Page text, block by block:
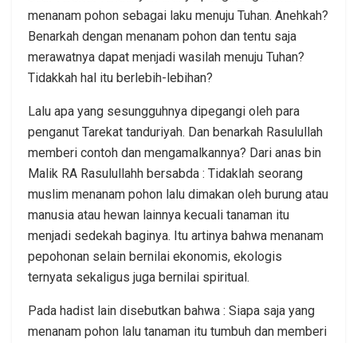
menanam pohon sebagai laku menuju Tuhan. Anehkah?
Benarkah dengan menanam pohon dan tentu saja
merawatnya dapat menjadi wasilah menuju Tuhan?
Tidakkah hal itu berlebih-lebihan?
Lalu apa yang sesungguhnya dipegangi oleh para
penganut Tarekat tanduriyah. Dan benarkah Rasulullah
memberi contoh dan mengamalkannya? Dari anas bin
Malik RA Rasulullahh bersabda : Tidaklah seorang
muslim menanam pohon lalu dimakan oleh burung atau
manusia atau hewan lainnya kecuali tanaman itu
menjadi sedekah baginya. Itu artinya bahwa menanam
pepohonan selain bernilai ekonomis, ekologis
ternyata sekaligus juga bernilai spiritual.
Pada hadist lain disebutkan bahwa : Siapa saja yang
menanam pohon lalu tanaman itu tumbuh dan memberi